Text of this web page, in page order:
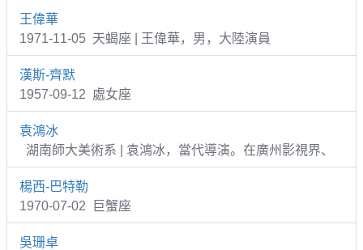
王偉華
1971-11-05 天蝎座 | 王偉華，男，大陸演員
漢斯-齊默
1957-09-12 處女座
袁鴻冰
湖南師大美術系 | 袁鴻冰，當代導演。在廣州影視界、
楊西-巴特勒
1970-07-02 巨蟹座
吳珊卓